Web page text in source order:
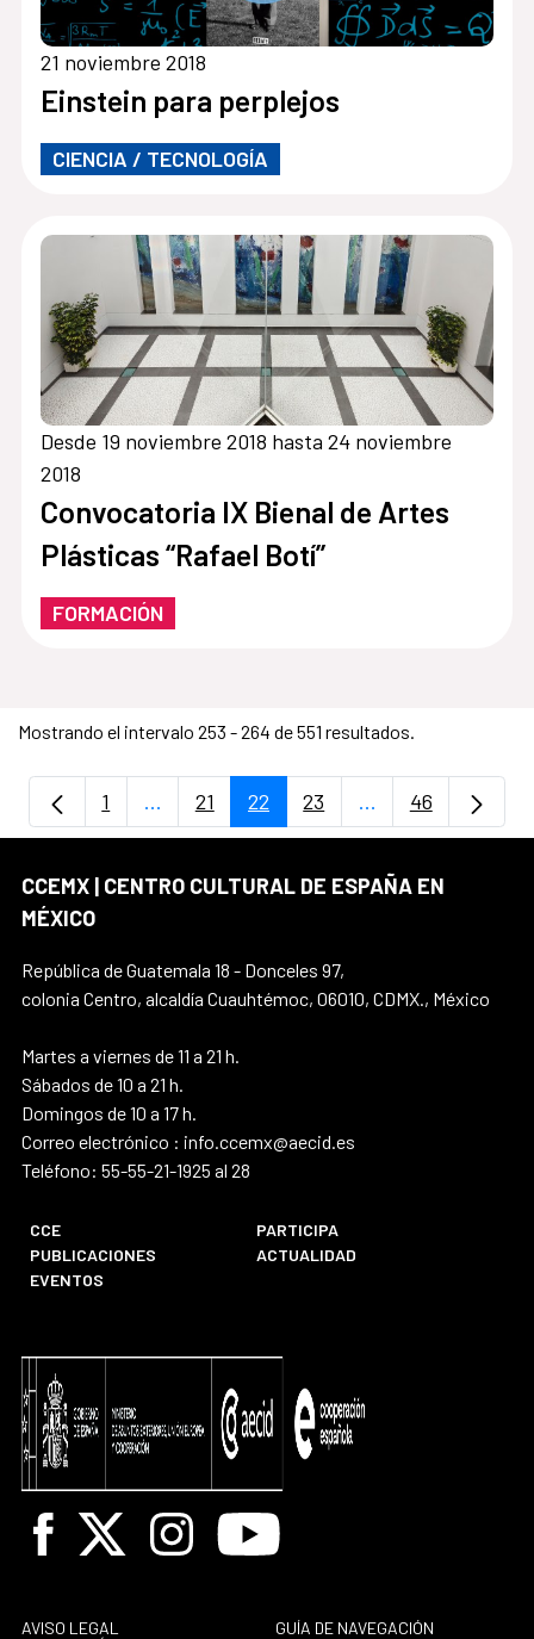
21 noviembre 2018
Einstein para perplejos
CIENCIA / TECNOLOGÍA
Desde 19 noviembre 2018 hasta 24 noviembre
2018
Convocatoria IX Bienal de Artes
Plásticas “Rafael Botí”
FORMACIÓN
Mostrando el intervalo 253 - 264 de 551 resultados.
Página
1 ...Páginas intermedias Use TAB para
Página
21 Página
22 Página
23 ...PáginasPágina
46
CCEMX | CENTRO CULTURAL DE ESPAÑA EN
MÉXICO
República de Guatemala 18 - Donceles 97,
colonia Centro, alcaldía Cuauhtémoc, 06010, CDMX., México
Martes a viernes de 11 a 21 h.
Sábados de 10 a 21 h.
Domingos de 10 a 17 h.
Correo electrónico : info.ccemx@aecid.es
Teléfono: 55-55-21-1925 al 28
CCE
PARTICIPA
PUBLICACIONES
ACTUALIDAD
EVENTOS
Facebook
X InstagramYoutube
AVISO LEGAL
GUÍA DE NAVEGACIÓN